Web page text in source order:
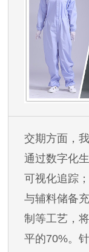
交期方面，
通过数字化
可视化追踪
与辅料储备
制等工艺，
平的70%。